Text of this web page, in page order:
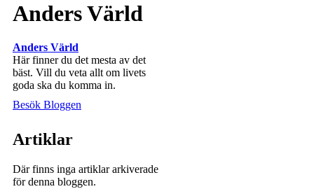
Anders Värld
Anders Värld
Här finner du det mesta av det
bäst. Vill du veta allt om livets
goda ska du komma in.
Besök Bloggen
Artiklar
Där finns inga artiklar arkiverade
för denna bloggen.